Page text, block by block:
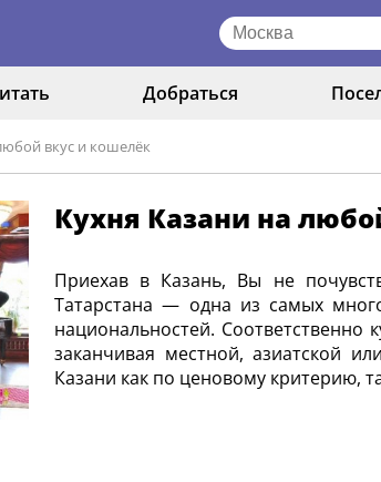
Добраться
вкус и кошелёк
Кухня Казани на
Приехав в Казань, Вы не
Татарстана — одна из самых
национальностей.
заканчивая местной, азиатской
Казани как по ценовому критерию,